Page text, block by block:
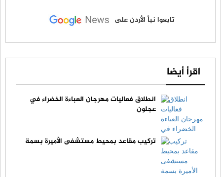
تابعوا نبأ الأردن على
اقرأ أيضا
انطلاق فعاليات مهرجان العباءة الخضراء في
عجلون
تركيب مقاعد بمحيط مستشفى الأميرة بسمة